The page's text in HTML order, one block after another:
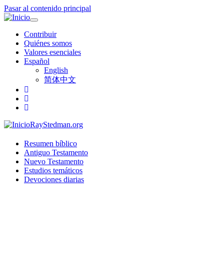
Pasar al contenido principal
Toggle
navigation
Contribuir
Quiénes somos
Valores esenciales
Español
English
简体中文
RayStedman.org
Resumen bíblico
Antiguo Testamento
Nuevo Testamento
Estudios temáticos
Devociones diarias